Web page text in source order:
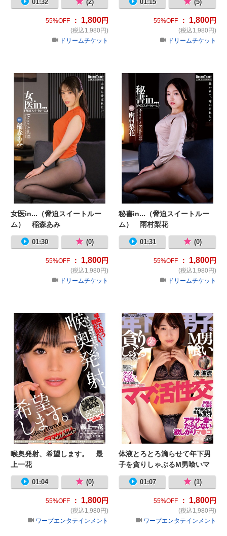
01:32 (2)
55%OFF ： 1,800円
(税込1,980円)
ドリームチケット
01:15 (5)
55%OFF： 1,800円
(税込1,980円)
ドリームチケット
女医in...（脅迫スイートルーム）
女医in...（脅迫スイートルー
ム） 稲森あみ
01:30 (0)
55%OFF ： 1,800円
(税込1,980円)
ドリームチケット
秘書in...（脅迫スイートルー
ム） 雨村梨花
01:31 (0)
55%OFF： 1,800円
(税込1,980円)
ドリームチケット
喉奥発射、希望します。 最上一花
喉奥発射、希望します。 最
上一花
01:04 (0)
55%OFF ： 1,800円
(税込1,980円)
ワープエンタテインメント
体液とろとろ滴らせて年下男
子を貪りしゃぶるM男喰いマ
マ活性交 湊波流
01:07 (1)
55%OFF： 1,800円
(税込1,980円)
ワープエンタテインメント